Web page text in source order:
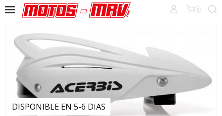
0
DISPONIBLE EN 5-6 DIAS